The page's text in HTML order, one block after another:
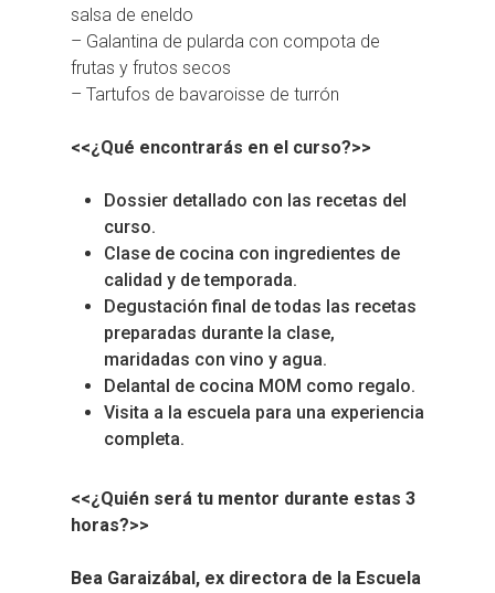
salsa de eneldo
– Galantina de pularda con compota de
frutas y frutos secos
– Tartufos de bavaroisse de turrón
<<¿Qué encontrarás en el curso?>>
Dossier detallado con las recetas del
curso.
Clase de cocina con ingredientes de
calidad y de temporada.
Degustación final de todas las recetas
preparadas durante la clase,
maridadas con vino y agua.
Delantal de cocina MOM como regalo.
Visita a la escuela para una experiencia
completa.
<<¿Quién será tu mentor durante estas 3
horas?>>
Bea Garaizábal, ex directora de la Escuela